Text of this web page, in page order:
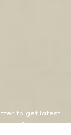
to get latest
performances.